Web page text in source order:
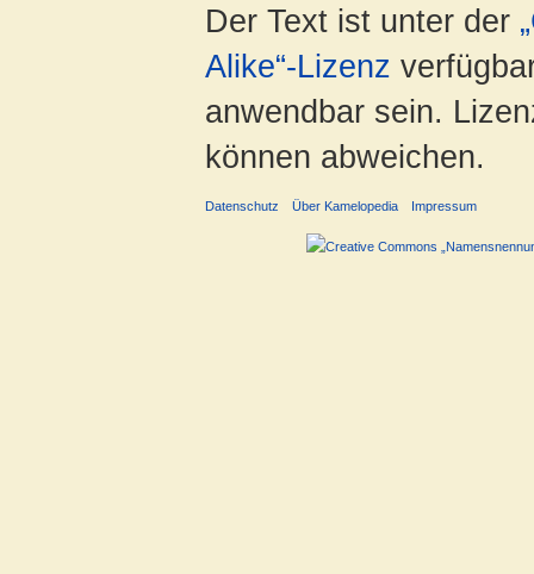
Der Text ist unter der
Alike“-Lizenz
anwendbar sein.
können abweichen.
Datenschutz Über Kamelopedia Impressum